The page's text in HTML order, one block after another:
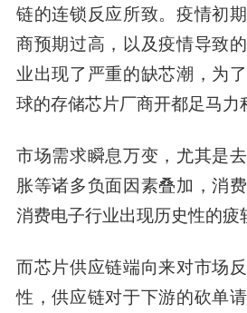
链的连锁反应所致。疫情初
商预期过高，以及疫情导致
业出现了严重的缺芯潮，为
球的存储芯片厂商开都足马力
市场需求瞬息万变，尤其是
胀等诸多负面因素叠加，消
消费电子行业出现历史性的疲
而芯片供应链端向来对市场
性，供应链对于下游的砍单